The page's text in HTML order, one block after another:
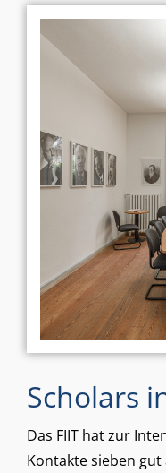
Scholars
Das FIIT hat zur
Kontakte sieben